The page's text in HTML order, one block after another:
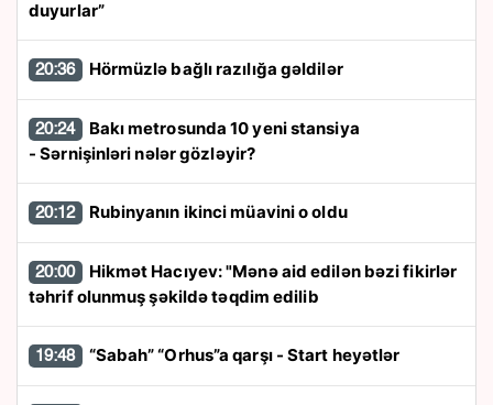
duyurlar”
20:36 Hörmüzlə bağlı razılığa gəldilər
20:24
- Sərnişinləri nələr gözləyir?
20:12 Rubinyanın ikinci müavini o oldu
20:00
təhrif olunmuş şəkildə təqdim edilib
19:48 “Sabah” “Orhus”a qarşı - Start heyətlər